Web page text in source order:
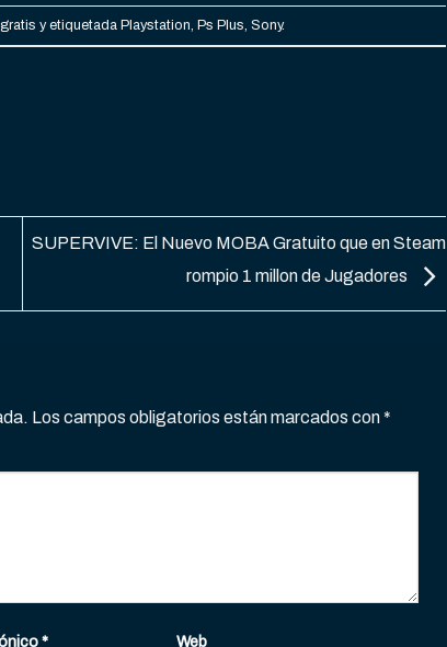
y etiquetada Playstation, Ps Plus, Sony.
SUPERVIVE: El Nuevo MOBA Gratuito que en Steam
rompio 1 millon de Jugadores
Los campos obligatorios están marcados con*
* Web